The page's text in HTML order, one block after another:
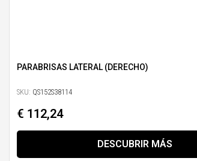
PARABRISAS LATERAL (DERECHO)
SKU: QS152S38114
€ 112,24
DESCUBRIR MÁS